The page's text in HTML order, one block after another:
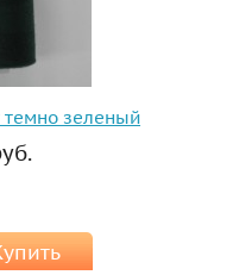
зеленый